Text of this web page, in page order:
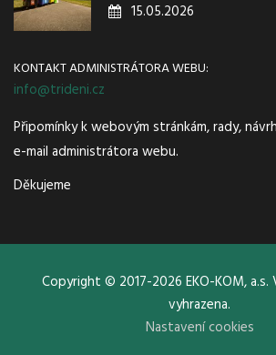
15.05.2026
KONTAKT ADMINISTRÁTORA WEBU:
info@trideni.cz
Připomínky k webovým stránkám, rady,
e-mail administrátora webu.
Děkujeme
Copyright © 2017-2026 EKO-KOM, a.s.
vyhrazena.
Nastavení cookies